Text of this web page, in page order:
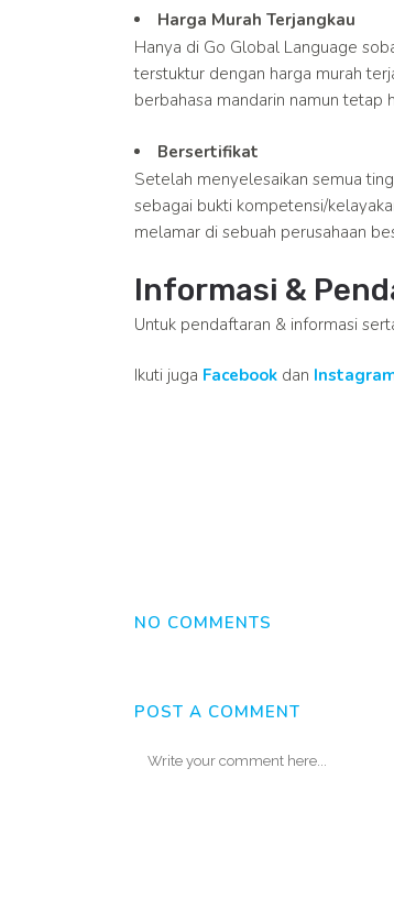
Harga Murah Terjangkau
Hanya di Go Global Language
terstuktur dengan harga murah
berbahasa mandarin namun tetap
Bersertifikat
Setelah menyelesaikan semua
sebagai bukti kompetensi/
melamar di sebuah perusahaan
Informasi &
Untuk pendaftaran & informasi
Ikuti juga Facebook dan
NO COMMENTS
POST A COMMENT